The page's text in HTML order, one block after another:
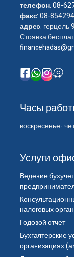
телефон:08-
факс: 08-
адрес: герцель
Стоянка
Часы
воскресенье-
Услуги
Ведение
налоговых
Годовой отчет
Бухгалтерские
организациях